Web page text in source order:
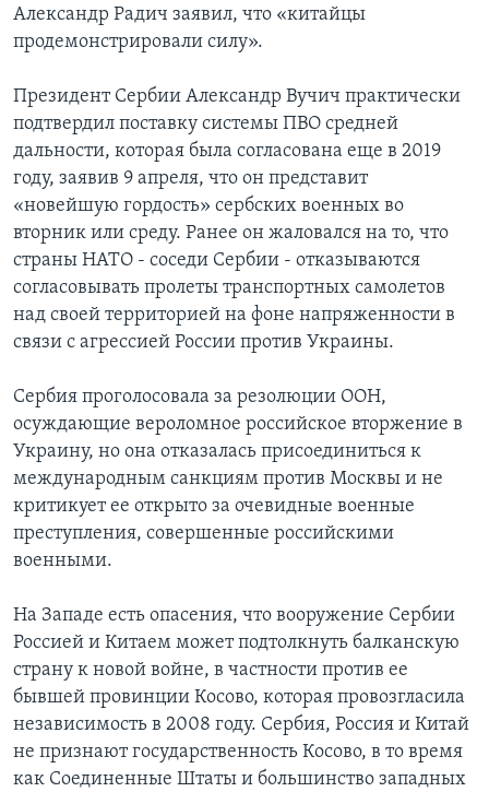
Александр Радич заявил, что «китайцы
продемонстрировали силу».
Президент Сербии Александр Вучич практически
подтвердил поставку системы ПВО средней
дальности, которая была согласована еще в 2019
году, заявив 9 апреля, что он представит
«новейшую гордость» сербских военных во
вторник или среду. Ранее он жаловался на то, что
страны НАТО - соседи Сербии - отказываются
согласовывать пролеты транспортных самолетов
над своей территорией на фоне напряженности в
связи с агрессией России против Украины.
Сербия проголосовала за резолюции ООН,
осуждающие вероломное российское вторжение в
Украину, но она отказалась присоединиться к
международным санкциям против Москвы и не
критикует ее открыто за очевидные военные
преступления, совершенные российскими
военными.
На Западе есть опасения, что вооружение Сербии
Россией и Китаем может подтолкнуть балканскую
страну к новой войне, в частности против ее
бывшей провинции Косово, которая провозгласила
независимость в 2008 году. Сербия, Россия и Китай
не признают государственность Косово, в то время
как Соединенные Штаты и большинство западных